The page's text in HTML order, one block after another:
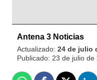
Antena 3 Noticias
Actualizado: 24 de julio
Publicado: 23 de julio